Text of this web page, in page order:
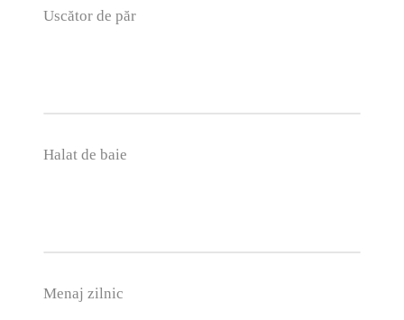
Uscător de păr
Halat de baie
Menaj zilnic